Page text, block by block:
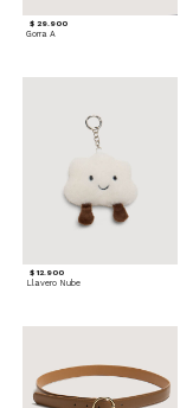
$ 29.900
Gorra A
$ 12.900
Llavero Nube